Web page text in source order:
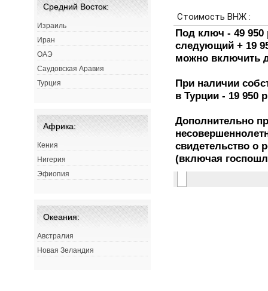
Средний Восток:
Израиль
Иран
ОАЭ
Саудовская Аравия
Турция
Африка:
Кения
Нигерия
Эфиопия
Океания:
Австралия
Новая Зеландия